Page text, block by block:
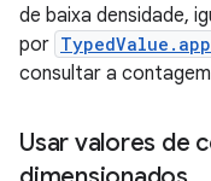
de baixa densidade,
por
consultar a
Usar valores de